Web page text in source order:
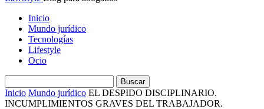
Inicio
Mundo jurídico
Tecnologías
Lifestyle
Ocio
Inicio Mundo jurídico EL DESPIDO DISCIPLINARIO.
INCUMPLIMIENTOS GRAVES DEL TRABAJADOR.